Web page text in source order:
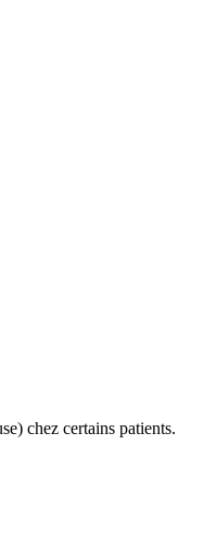
chez certains patients.